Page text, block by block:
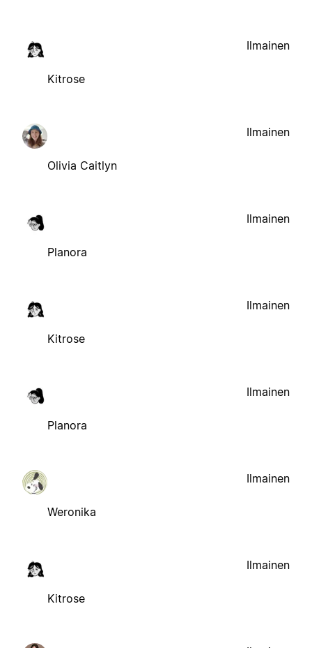
Kitrose
Ilmainen
Olivia Caitlyn
Ilmainen
Planora
Ilmainen
Kitrose
Ilmainen
Planora
Ilmainen
Weronika
Ilmainen
Kitrose
Ilmainen